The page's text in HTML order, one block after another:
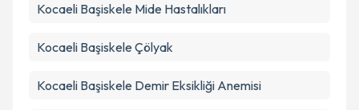
Kocaeli Başiskele Mide Hastalıkları
Kocaeli Başiskele Çölyak
Kocaeli Başiskele Demir Eksikliği Anemisi